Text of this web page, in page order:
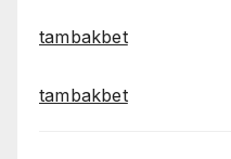
tambakbet
tambakbet